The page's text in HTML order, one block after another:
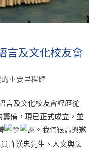
言及文化校友會
重要里程碑
言及文化校友會經歷從
備，現已正式成立，並
。我們很高興邀
許漢忠先生、人文與法